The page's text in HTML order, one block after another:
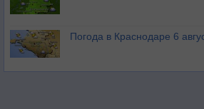
Погода в Краснодаре 6